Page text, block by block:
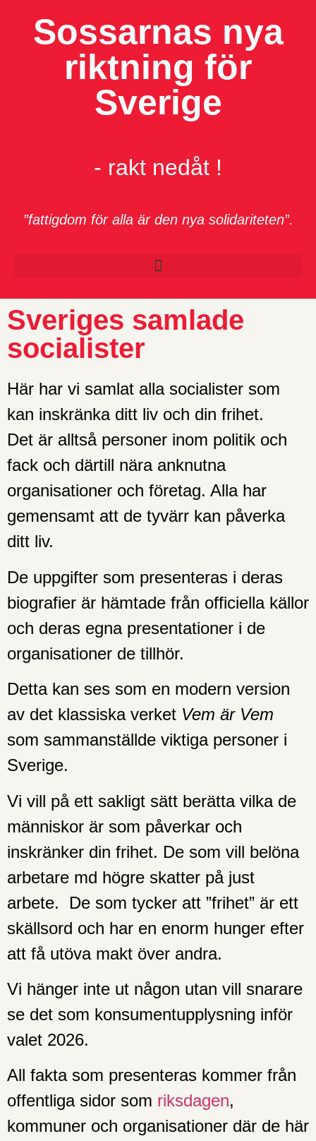
Sossarnas nya
riktning för
Sverige
- rakt nedåt !
”fattigdom för alla är den nya solidariteten”.
Sveriges samlade
socialister
Här har vi samlat alla socialister som
kan inskränka ditt liv och din frihet.
Det är alltså personer inom politik och
fack och därtill nära anknutna
organisationer och företag. Alla har
gemensamt att de tyvärr kan påverka
ditt liv.
De uppgifter som presenteras i deras
biografier är hämtade från officiella källor
och deras egna presentationer i de
organisationer de tillhör.
Detta kan ses som en modern version
av det klassiska verket Vem är Vem
som sammanställde viktiga personer i
Sverige.
Vi vill på ett sakligt sätt berätta vilka de
människor är som påverkar och
inskränker din frihet. De som vill belöna
arbetare md högre skatter på just
arbete. De som tycker att ”frihet” är ett
skällsord och har en enorm hunger efter
att få utöva makt över andra.
Vi hänger inte ut någon utan vill snarare
se det som konsumentupplysning inför
valet 2026.
All fakta som presenteras kommer från
offentliga sidor som riksdagen,
kommuner och organisationer där de här